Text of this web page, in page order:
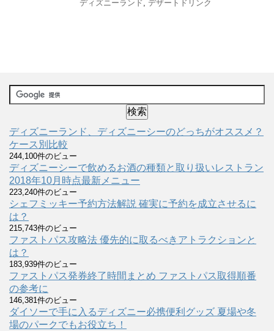
ディズニーランド, デザートドリンク
ディズニーランド、ディズニーシーのどっちがオススメ？
ケース別比較
244,100件のビュー
ディズニーシーで飲めるお酒の種類と取り扱いレストラン
2018年10月時点最新メニュー
223,240件のビュー
シェフミッキー予約方法解説 確実に予約を成立させるに
は？
215,743件のビュー
ファストパス攻略法 優先的に取るべきアトラクションと
は？
183,939件のビュー
ファストパス発券終了時間まとめ ファストパス取得順番
の参考に
146,381件のビュー
ダイソーで手に入るディズニー必携便利グッズ 夏場や冬
場のパークでもお役立ち！